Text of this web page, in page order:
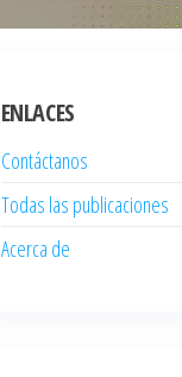
ENLACES
Contáctanos
Todas las publicaciones
Acerca de